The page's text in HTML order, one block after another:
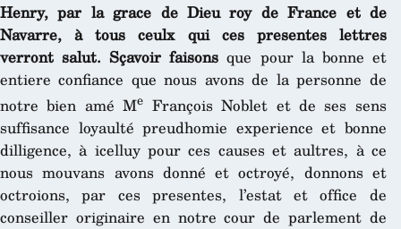
Henry, par la grace de Dieu roy de France et de
Navarre, à tous ceulx qui ces presentes lettres
verront salut. Sçavoir faisons que pour la bonne et
entiere confiance que nous avons de la personne de
notre bien amé Me François Noblet et de ses sens
suffisance loyaulté preudhomie experience et bonne
dilligence, à icelluy pour ces causes et aultres, à ce
nous mouvans avons donné et octroyé, donnons et
octroions, par ces presentes, l’estat et office de
conseiller originaire en notre cour de parlement de